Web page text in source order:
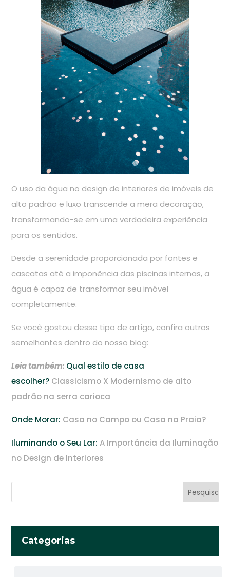
O uso da água no design de interiores de imóveis de
alto padrão e luxo transcende a mera decoração,
transformando-se em uma verdadeira experiência
para os sentidos.
Desde a serenidade proporcionada por fontes e
cascatas até a imponência das piscinas internas, a
água é capaz de transformar seu imóvel
completamente.
Se você gostou desse tipo de artigo, confira outros
semelhantes dentro do nosso blog:
Leia também: Qual estilo de casa
escolher? Classicismo X Modernismo de alto
padrão na serra carioca
Onde Morar: Casa no Campo ou Casa na Praia?
Iluminando o Seu Lar: A Importância da Iluminação
no Design de Interiores
Categorias